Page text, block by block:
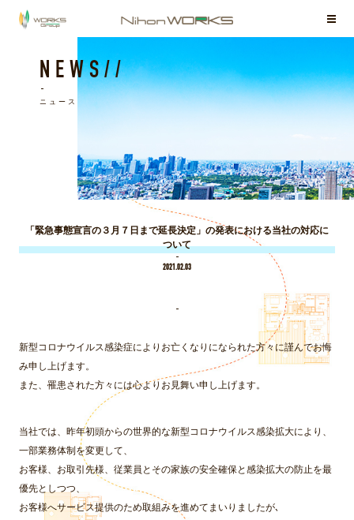
NEWS//
ニュース
「緊急事態宣言の３月７日まで延長決定」の発表における当社の対応に
ついて
2021.02.03
新型コロナウイルス感染症によりお亡くなりになられた方々に謹んでお悔
み申し上げます。
また、罹患された方々には心よりお見舞い申し上げます。
当社では、昨年初頭からの世界的な新型コロナウイルス感染拡大により、
一部業務体制を変更して、
お客様、お取引先様、従業員とその家族の安全確保と感染拡大の防止を最
優先としつつ、
お客様へサービス提供のため取組みを進めてまいりましたが､